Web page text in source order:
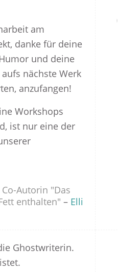
am
danke für deine
und deine
nächste Werk
anzufangen!
Workshops
ist nur eine der
Autorin "Das
enthalten" – Elli
Ghostwriterin.